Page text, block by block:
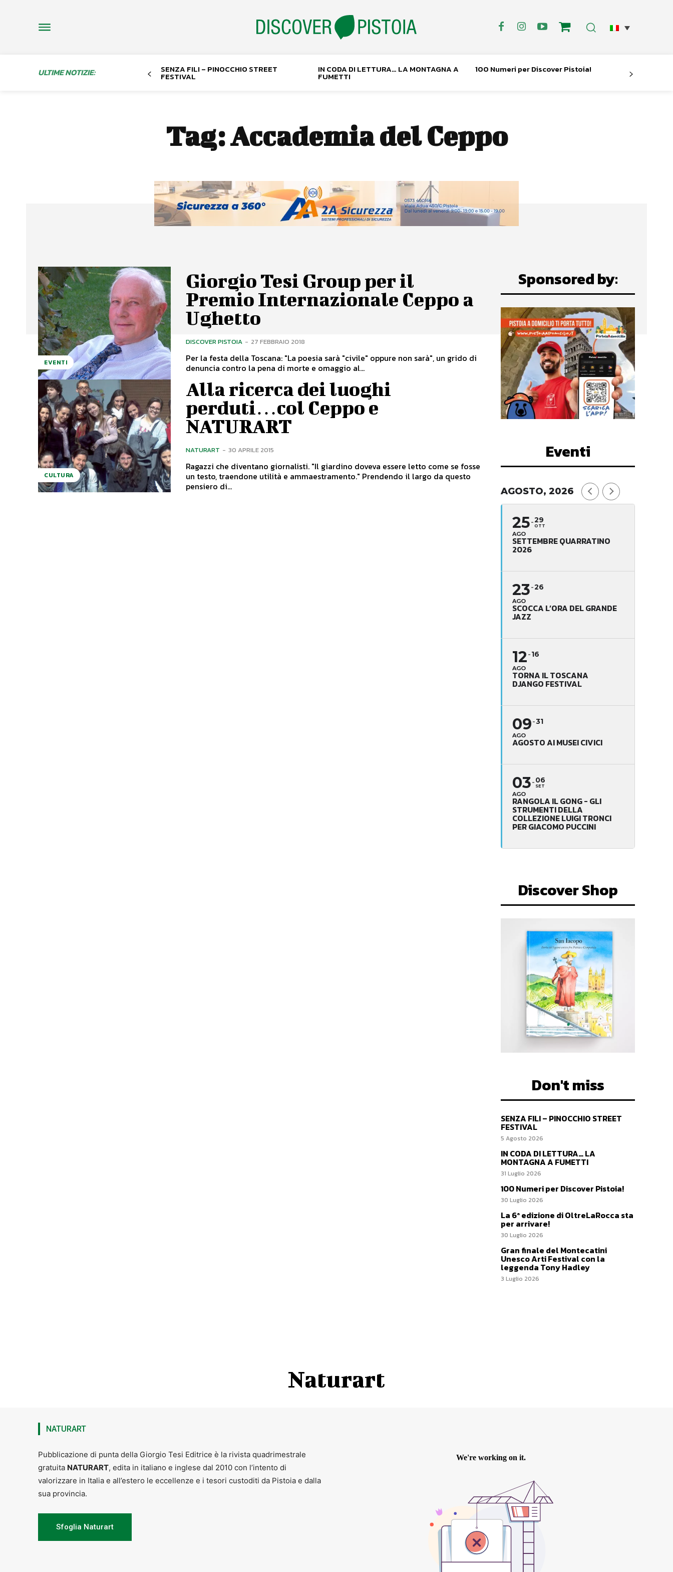
ULTIME NOTIZIE: SENZA FILI – PINOCCHIO STREET
FESTIVAL
IN CODA DI LETTURA… LA MONTAGNA A
FUMETTI
100 Numeri per Discover Pistoia!
Tag:Accademia del Ceppo
EVENTI
Giorgio Tesi Group per il
Premio Internazionale Ceppo a
Ughetto
DISCOVER PISTOIA - 27 FEBBRAIO 2018
Per la festa della Toscana: "La poesia sarà "civile" oppure non sarà", un grido di
denuncia contro la pena di morte e omaggio al...
CULTURA
Alla ricerca dei luoghi
perduti…col Ceppo e
NATURART
NATURART - 30 APRILE 2015
Ragazzi che diventano giornalisti. "Il giardino doveva essere letto come se fosse
un testo, traendone utilità e ammaestramento." Prendendo il largo da questo
pensiero di...
Sponsored by:
Eventi
AGOSTO, 2026
25
AGO
29
OTT
SETTEMBRE QUARRATINO
2026
23
AGO
26
SCOCCA L’ORA DEL GRANDE
JAZZ
12
AGO
16
TORNA IL TOSCANA
DJANGO FESTIVAL
09
AGO
31
AGOSTO AI MUSEI CIVICI
03
AGO
06
SET
RANGOLA IL GONG - GLI
STRUMENTI DELLA
COLLEZIONE LUIGI TRONCI
PER GIACOMO PUCCINI
Discover Shop
Don't miss
SENZA FILI – PINOCCHIO STREET
FESTIVAL
5 Agosto 2026
IN CODA DI LETTURA… LA
MONTAGNA A FUMETTI
31 Luglio 2026
100 Numeri per Discover Pistoia!
30 Luglio 2026
La 6ª edizione di OltreLaRocca sta
per arrivare!
30 Luglio 2026
Gran finale del Montecatini
Unesco Arti Festival con la
leggenda Tony Hadley
3 Luglio 2026
Naturart
NATURART
Pubblicazione di punta della Giorgio Tesi Editrice è la rivista quadrimestrale
gratuita NATURART, edita in italiano e inglese dal 2010 con l’intento di
valorizzare in Italia e all’estero le eccellenze e i tesori custoditi da Pistoia e dalla
sua provincia.
Sfoglia Naturart